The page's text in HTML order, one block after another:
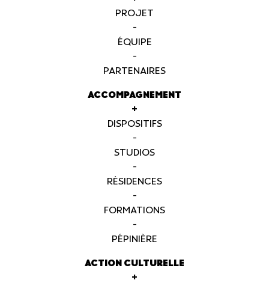
PROJET
-
ÉQUIPE
-
PARTENAIRES
ACCOMPAGNEMENT
+
DISPOSITIFS
-
STUDIOS
-
RÉSIDENCES
-
FORMATIONS
-
PÉPINIÈRE
ACTION CULTURELLE
+